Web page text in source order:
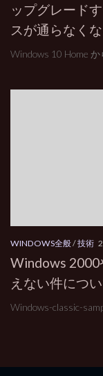
ップグレード
スが通らなく
Windows 10 Home か
WINDOWS全般/技術
Windows 2000
えない件につ
Windows-classic-